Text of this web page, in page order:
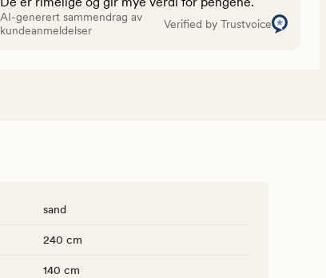
AI-generert sammendrag av
kundeanmeldelser
Verified by Trustvoice
sand
240 cm
140 cm